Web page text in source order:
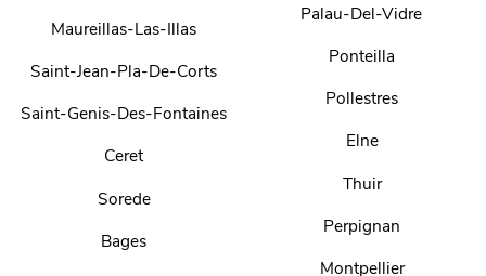
Maureillas-Las-Illas
Saint-Jean-Pla-De-Corts
Saint-Genis-Des-Fontaines
Ceret
Sorede
Bages
Palau-Del-Vidre
Ponteilla
Pollestres
Elne
Thuir
Perpignan
Montpellier